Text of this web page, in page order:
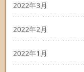
2022年3月
2022年2月
2022年1月